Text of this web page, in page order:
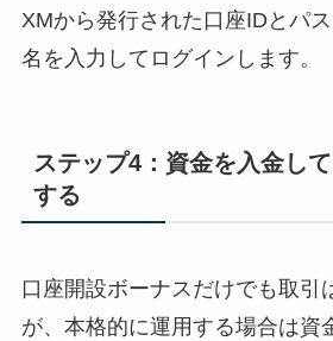
XMから発行された口座IDとパ
名を入力してログインします。
ステップ4：資金を入金し
する
口座開設ボーナスだけでも取引
が、本格的に運用する場合は資